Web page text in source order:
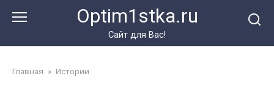
Optim1stka.ru
Сайт для Вас!
Главная » Истории